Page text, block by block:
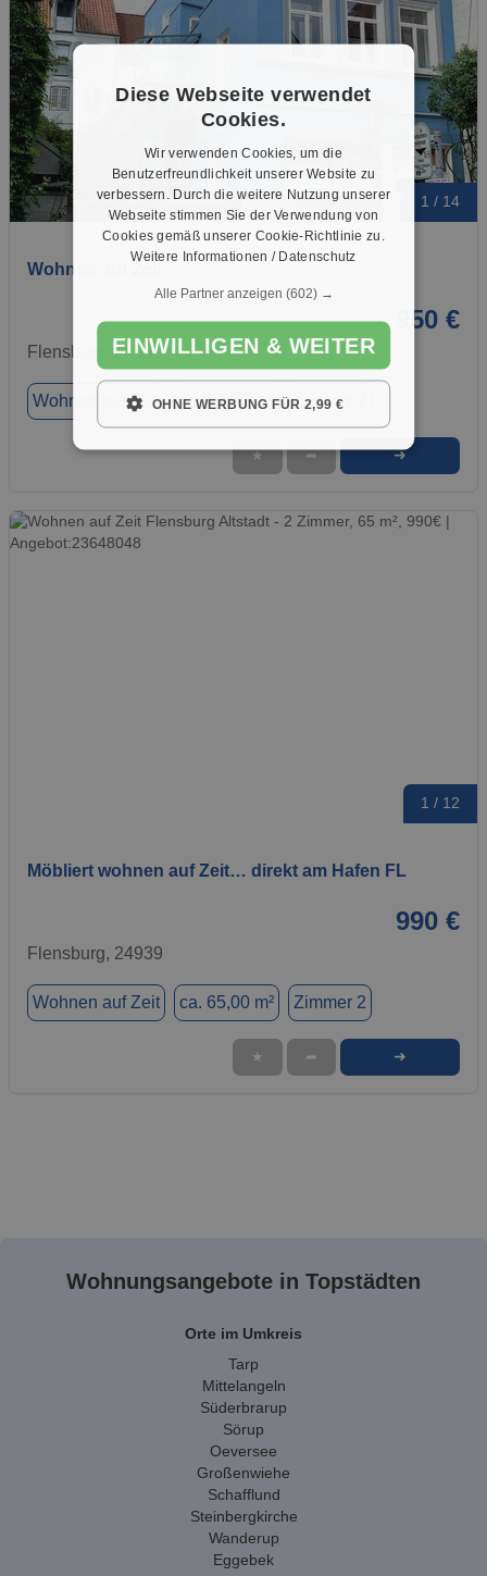
1 / 14
Wohnen auf Zeit
950 €
Flensburg, 24939
Wohnen auf Zeit ca. 50,00 m² Zimmer 2
★ ➦ ➜
1 / 12
Möbliert wohnen auf Zeit… direkt am Hafen FL
990 €
Flensburg, 24939
Wohnen auf Zeit ca. 65,00 m² Zimmer 2
★ ➦ ➜
Wohnungsangebote in Topstädten
Orte im Umkreis
Tarp
Mittelangeln
Süderbrarup
Sörup
Oeversee
Großenwiehe
Schafflund
Steinbergkirche
Wanderup
Eggebek
Diese Webseite verwendet
Cookies.
Wir verwenden Cookies, um die
Benutzerfreundlichkeit unserer Website zu
verbessern. Durch die weitere Nutzung unserer
Webseite stimmen Sie der Verwendung von
Cookies gemäß unserer Cookie-Richtlinie zu.
Weitere Informationen / Datenschutz
Alle Partner anzeigen (602) →
EINWILLIGEN & WEITER
OHNE WERBUNG FÜR 2,99 €